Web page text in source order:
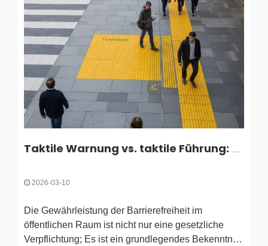
2026-03-10
Die Gewährleistung der Barrierefreiheit im
öffentlichen Raum ist nicht nur eine gesetzliche
Verpflichtung; Es ist ein grundlegendes Bekenntnis